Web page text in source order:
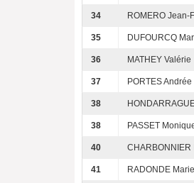
34 ROMERO Jean-
35 DUFOURCQ
36 MATHEY Valérie
37 PORTES Andrée
38
38 PASSET
40 CHARBONNIER
41 RADONDE